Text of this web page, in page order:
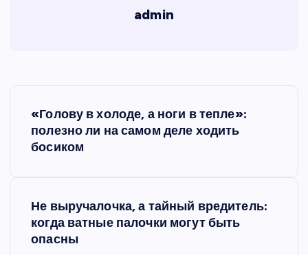
admin
«Голову в холоде, а ноги в тепле»:
полезно ли на самом деле ходить
босиком
Не выручалочка, а тайный вредитель:
когда ватные палочки могут быть
опасны